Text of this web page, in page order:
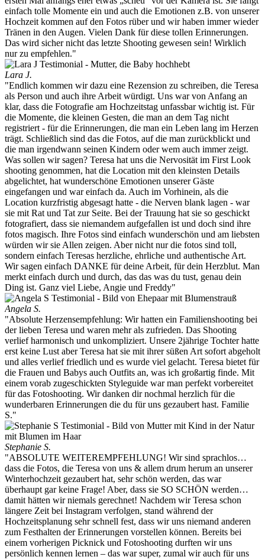
einfach tolle Momente ein und auch die Emotionen z.B. von unserer
Hochzeit kommen auf den Fotos rüber und wir haben immer wieder
Tränen in den Augen. Vielen Dank für diese tollen Erinnerungen.
Das wird sicher nicht das letzte Shooting gewesen sein! Wirklich
nur zu empfehlen."
Lara J.
"Endlich kommen wir dazu eine Rezension zu schreiben, die Teresa
als Person und auch ihre Arbeit würdigt. Uns war von Anfang an
klar, dass die Fotografie am Hochzeitstag unfassbar wichtig ist. Für
die Momente, die kleinen Gesten, die man an dem Tag nicht
registriert - für die Erinnerungen, die man ein Leben lang im Herzen
trägt. Schließlich sind das die Fotos, auf die man zurückblickt und
die man irgendwann seinen Kindern oder wem auch immer zeigt.
Was sollen wir sagen? Teresa hat uns die Nervosität im First Look
shooting genommen, hat die Location mit den kleinsten Details
abgelichtet, hat wunderschöne Emotionen unserer Gäste
eingefangen und war einfach da. Auch im Vorhinein, als die
Location kurzfristig abgesagt hatte - die Nerven blank lagen - war
sie mit Rat und Tat zur Seite. Bei der Trauung hat sie so geschickt
fotografiert, dass sie niemandem aufgefallen ist und doch sind ihre
fotos magisch. Ihre Fotos sind einfach wunderschön und am liebsten
würden wir sie Allen zeigen. Aber nicht nur die fotos sind toll,
sondern einfach Teresas herzliche, ehrliche und authentische Art.
Wir sagen einfach DANKE für deine Arbeit, für dein Herzblut. Man
merkt einfach durch und durch, das das was du tust, genau dein
Ding ist. Ganz viel Liebe, Angie und Freddy"
Angela S.
"Absolute Herzensempfehlung: Wir hatten ein Familienshooting bei
der lieben Teresa und waren mehr als zufrieden. Das Shooting
verlief harmonisch und unkompliziert. Unsere 2jährige Tochter hatte
erst keine Lust aber Teresa hat sie mit ihrer süßen Art sofort abgeholt
und alles verlief friedlich und es wurde viel gelacht. Teresa bietet für
die Frauen und Babys auch Outfits an, was ich großartig finde. Mit
einem vorab zugeschickten Styleguide war man perfekt vorbereitet
für das Fotoshooting. Wir danken dir nochmal herzlich für die
wunderbaren Erinnerungen die du für uns gezaubert hast. Familie
S."
Stephanie S.
"ABSOLUTE WEITEREMPFEHLUNG! Wir sind sprachlos…
dass die Fotos, die Teresa von uns & allem drum herum an unserer
Winterhochzeit gezaubert hat, sehr schön werden, das war
überhaupt gar keine Frage! Aber, dass sie SO SCHÖN werden…
damit hätten wir niemals gerechnet! Nachdem wir Teresa schon
längere Zeit bei Instagram verfolgen, stand während der
Hochzeitsplanung sehr schnell fest, dass wir uns niemand anderen
zum Festhalten der Erinnerungen vorstellen können. Bereits bei
einem vorherigen Picknick und Fotoshooting durften wir uns
persönlich kennen lernen – das war super, zumal wir auch für uns